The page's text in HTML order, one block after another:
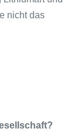
nicht das